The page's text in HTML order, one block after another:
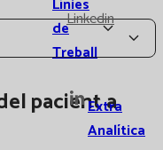
de
Treball
Extra
Analítica
Linkedin
pacient a